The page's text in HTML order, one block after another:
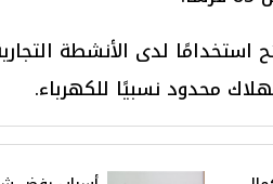
لدى الأنشطة
محدود نسبيًا للكهرباء.